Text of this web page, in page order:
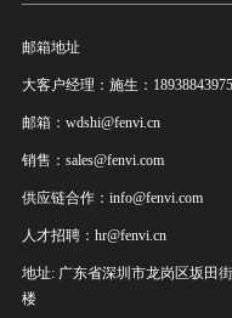
邮箱地址
大客户经理：施生：18938843975
邮箱：wdshi@fenvi.cn
销售：sales@fenvi.com
供应链合作：info@fenvi.com
人才招聘：hr@fenvi.cn
地址: 广东省深圳市龙岗区坂田
楼